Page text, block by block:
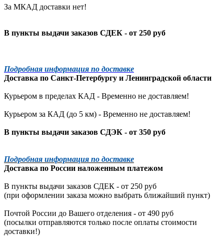
За МКАД доставки нет!
В пункты выдачи заказов СДЕК - от 250 руб
Подробная информация по доставке
Доставка по Санкт-Петербургу и Ленинградской области
Курьером в пределах КАД - Временно не доставляем!
Курьером за КАД (до 5 км) - Временно не доставляем!
В пункты выдачи заказов СДЭК - от 350 руб
Подробная информация по доставке
Доставка по России наложенным платежом
В пункты выдачи заказов СДЕК - от 250 руб
(при оформлении заказа можно выбрать ближайший пункт)
Почтой России до Вашего отделения - от 490 руб
(посылки отправляются только после оплаты стоимости
доставки!)